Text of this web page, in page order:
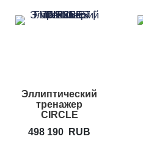
Эллиптический
тренажер
CIRCLE
498 190 RUB